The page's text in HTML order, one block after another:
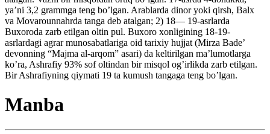
ya’ni 3,2 grammga teng bo’lgan. Arablarda dinor yoki qirsh, Balx
va Movarounnahrda tanga deb atalgan; 2) 18— 19-asrlarda
Buxoroda zarb etilgan oltin pul. Buxoro xonligining 18-19-
asrlardagi agrar munosabatlariga oid tarixiy hujjat (Mirza Bade’
devonning “Majma al-arqom” asari) da keltirilgan ma’lumotlarga
ko’ra, Ashrafiy 93% sof oltindan bir misqol og’irlikda zarb etilgan.
Bir Ashrafiyning qiymati 19 ta kumush tangaga teng bo’lgan.
Manba